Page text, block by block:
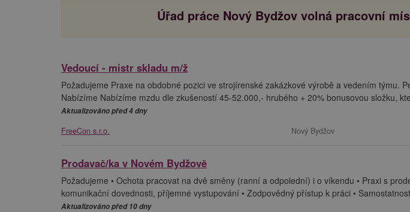
Úřad práce Nový Bydžov volná pracovní
Vedoucí - mistr skladu m/ž
Požadujeme Praxe na obdobné pozici ve strojírenské zakázkové výrobě a vedením týmu.
Nabízíme Nabízíme mzdu dle zkušeností 45-52.000,- hrubého + 20% bonusovou složku,
Aktualizováno před 4 dny
FreeCon s.r.o. Nový Bydžov
Prodavač/ka v Novém Bydžově
Požadujeme • Ochota pracovat na dvě směny (ranní a odpolední) i o víkendu • Praxi s
komunikační dovednosti, příjemné vystupování • Zodpovědný přístup k práci •
Aktualizováno před 10 dny